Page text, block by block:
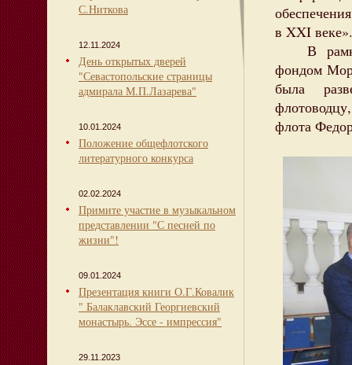
С.Ниткова
12.11.2024
День открытых дверей
"Севастопольские страницы
адмирала М.П.Лазарева"
10.01.2024
Положение общефлотского
литературного конкурса
02.02.2024
Примите участие в музыкальном
представлении "С песней по
жизни"!
09.01.2024
Презентация книги О.Г.Ковалик
" Балаклавский Георгиевский
монастырь. Эссе - импрессия"
29.11.2023
в XXI веке».
В
фондом
была
флота